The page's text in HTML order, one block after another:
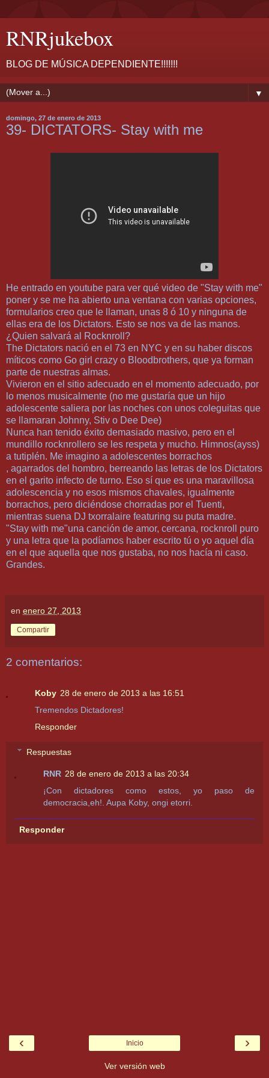
RNRjukebox
BLOG DE MÚSICA DEPENDIENTE!!!!!!!
▼
domingo, 27 de enero de 2013
39- DICTATORS- Stay with me
He entrado en youtube para ver qué video de "Stay with me"
poner y se me ha abierto una ventana con varias opciones,
formularios creo que le llaman, unas 8 ó 10 y ninguna de
ellas era de los Dictators. Esto se nos va de las manos.
¿Quien salvará al Rocknroll?
The Dictators nació en el 73 en NYC y en su haber discos
míticos como Go girl crazy o Bloodbrothers, que ya forman
parte de nuestras almas.
Vivieron en el sitio adecuado en el momento adecuado, por
lo menos musicalmente (no me gustaría que un hijo
adolescente saliera por las noches con unos coleguitas que
se llamaran Johnny, Stiv o Dee Dee)
Nunca han tenido éxito demasiado masivo, pero en el
mundillo rocknrollero se les respeta y mucho. Himnos(ayss)
a tutiplén. Me imagino a adolescentes borrachos
, agarrados del hombro, berreando las letras de los Dictators
en el garito infecto de turno. Eso sí que es una maravillosa
adolescencia y no esos mismos chavales, igualmente
borrachos, pero diciéndose chorradas por el Tuenti,
mientras suena DJ txorralaire featuring su puta madre.
"Stay with me"una canción de amor, cercana, rocknroll puro
y una letra que la podíamos haber escrito tú o yo aquel día
en el que aquella que nos gustaba, no nos hacía ni caso.
Grandes.
en enero 27, 2013
Compartir
2 comentarios:
Koby 28 de enero de 2013 a las 16:51
Tremendos Dictadores!
Responder
Respuestas
RNR 28 de enero de 2013 a las 20:34
¡Con dictadores como estos, yo paso de
democracia,eh!. Aupa Koby, ongi etorri.
Responder
‹ ›
Inicio
Ver versión web